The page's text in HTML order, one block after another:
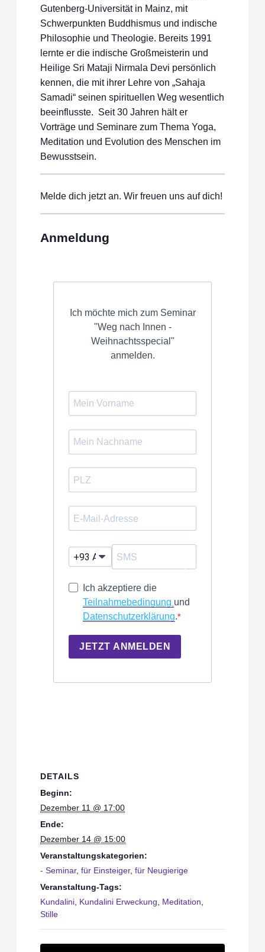
Gutenberg-Universität in Mainz, mit
Schwerpunkten Buddhismus und indische
Philosophie und Theologie. Bereits 1991
lernte er die indische Großmeisterin und
Heilige Sri Mataji Nirmala Devi persönlich
kennen, die mit ihrer Lehre von „Sahaja
Samadi“ seinen spirituellen Weg wesentlich
beeinflusste. Seit 30 Jahren hält er
Vorträge und Seminare zum Thema Yoga,
Meditation und Evolution des Menschen im
Bewusstsein.
Melde dich jetzt an. Wir freuen uns auf dich!
Anmeldung
Ich möchte mich zum Seminar
"Weg nach Innen -
Weihnachtsspecial"
anmelden.
?
Ich akzeptiere die
Teilnahmebedingung und
Datenschutzerklärung.
JETZT ANMELDEN
DETAILS
Beginn:
Dezember 11 @ 17:00
Ende:
Dezember 14 @ 15:00
Veranstaltungskategorien:
- Seminar,für Einsteiger,für Neugierige
Veranstaltung-Tags:
Kundalini Kundalini Erweckung Meditation
Stille